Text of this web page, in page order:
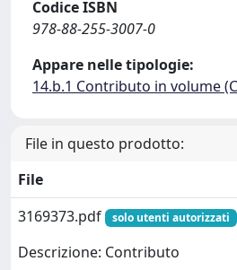
Codice ISBN
978-88-255-3007-0
Appare nelle tipologie:
14.b.1 Contributo in volume
File in questo prodotto:
File
3169373.pdf
solo utenti autorizzati
Descrizione: Contributo